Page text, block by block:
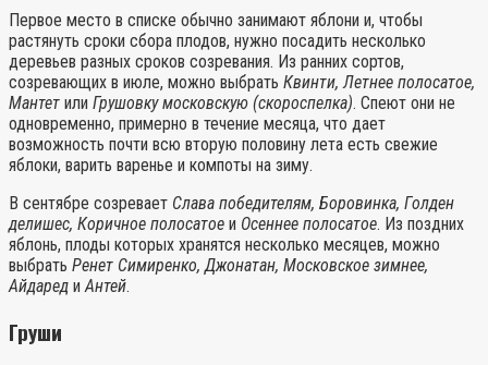
Первое место в списке обычно занимают яблони и, чтобы
растянуть сроки сбора плодов, нужно посадить несколько
деревьев разных сроков созревания. Из ранних сортов,
созревающих в июле, можно выбрать Квинти, Летнее полосатое,
Мантет или Грушовку московскую (скороспелка). Спеют они не
одновременно, примерно в течение месяца, что дает
возможность почти всю вторую половину лета есть свежие
яблоки, варить варенье и компоты на зиму.
В сентябре созревает Слава победителям, Боровинка, Голден
делишес, Коричное полосатое и Осеннее полосатое. Из поздних
яблонь, плоды которых хранятся несколько месяцев, можно
выбрать Ренет Симиренко, Джонатан, Московское зимнее,
Айдаред иАнтей.
Груши